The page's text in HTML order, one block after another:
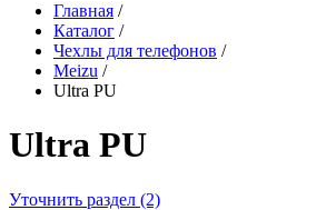
Главная /
Каталог /
Чехлы для телефонов /
Meizu /
Ultra PU
Ultra PU
Уточнить раздел (2)